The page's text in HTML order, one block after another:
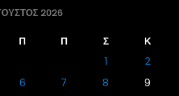
2026
Π Π Σ
Κ
1
2
6 7 8
9